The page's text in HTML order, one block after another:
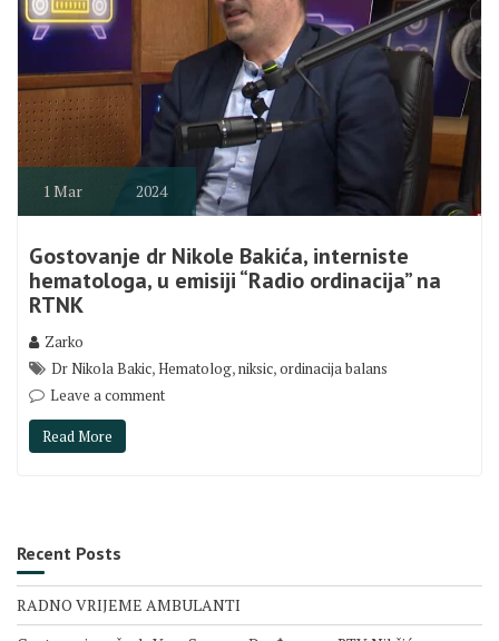
1 Mar 2024
Gostovanje dr Nikole Bakića, interniste
hematologa, u emisiji “Radio ordinacija” na
RTNK
Zarko
Dr Nikola Bakic,Hematolog,niksic,ordinacija balans
Leave a comment
Read More
Recent Posts
RADNO VRIJEME AMBULANTI